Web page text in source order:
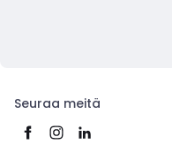
Seuraa meitä